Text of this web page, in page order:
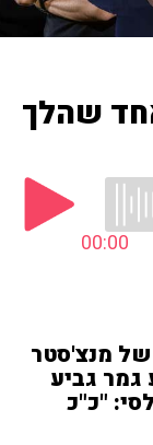
שהלך
00:00
ההפסד של מנצ'סטר
גמר גביע
"כ"כ